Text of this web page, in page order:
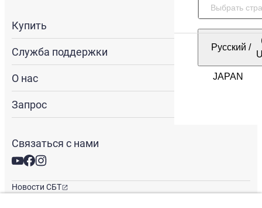
Русский /
Купить
Служба поддержки
О нас
Запрос
Связаться с нами
Новости СБТ